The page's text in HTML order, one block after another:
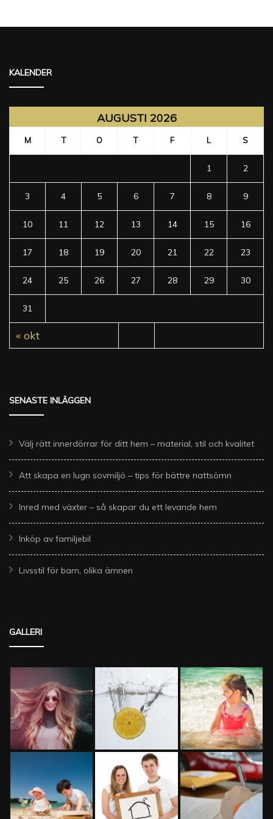
KALENDER
AUGUSTI 2026
M T O T F L S
1 2
3 4 5 6 7 8 9
10 11 12 13 14 15 16
17 18 19 20 21 22 23
24 25 26 27 28 29 30
31
« okt
SENASTE INLÄGGEN
Välj rätt innerdörrar för ditt hem – material, stil och kvalitet
Att skapa en lugn sovmiljö – tips för bättre nattsömn
Inred med växter – så skapar du ett levande hem
Inköp av familjebil
Livsstil för barn, olika ämnen
GALLERI